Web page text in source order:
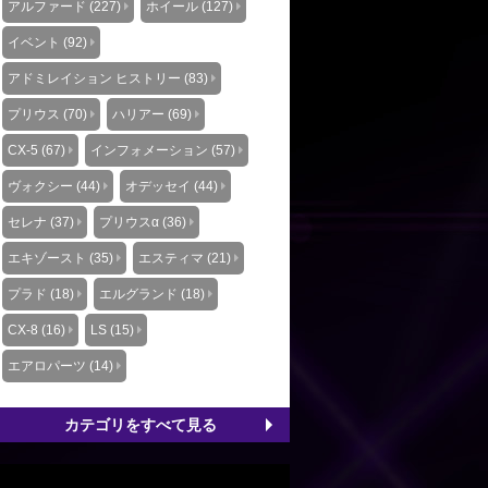
アルファード (227) ホイール (127)
イベント (92)
アドミレイション ヒストリー (83)
プリウス (70) ハリアー (69)
CX-5 (67) インフォメーション (57)
ヴォクシー (44) オデッセイ (44)
セレナ (37) プリウスα (36)
エキゾースト (35) エスティマ (21)
プラド (18) エルグランド (18)
CX-8 (16) LS (15)
エアロパーツ (14)
カテゴリをすべて見る